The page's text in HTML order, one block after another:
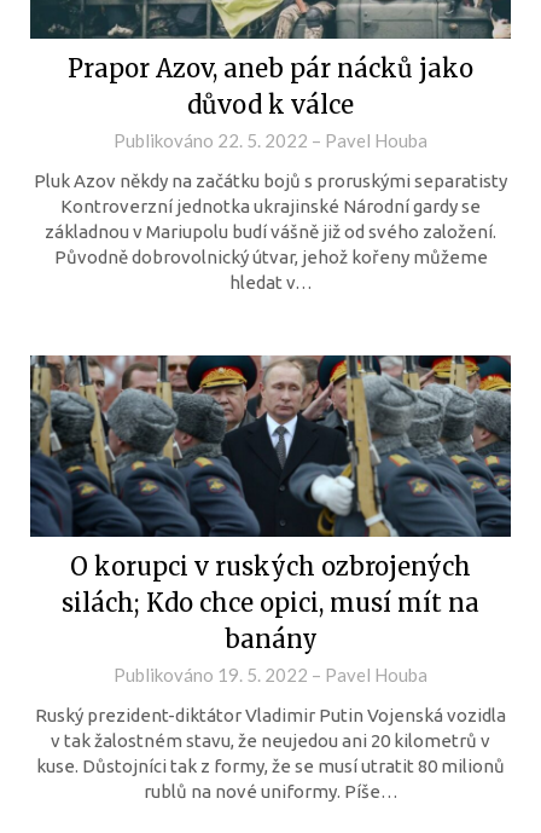
Prapor Azov, aneb pár nácků jako
důvod k válce
Publikováno 22. 5. 2022 – Pavel Houba
Pluk Azov někdy na začátku bojů s proruskými separatisty
Kontroverzní jednotka ukrajinské Národní gardy se
základnou v Mariupolu budí vášně již od svého založení.
Původně dobrovolnický útvar, jehož kořeny můžeme
hledat v…
O korupci v ruských ozbrojených
silách; Kdo chce opici, musí mít na
banány
Publikováno 19. 5. 2022 – Pavel Houba
Ruský prezident-diktátor Vladimir Putin Vojenská vozidla
v tak žalostném stavu, že neujedou ani 20 kilometrů v
kuse. Důstojníci tak z formy, že se musí utratit 80 milionů
rublů na nové uniformy. Píše…